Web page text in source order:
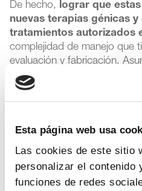
Esta página web usa
Las cookies de este sitio
personalizar el contenido
funciones de redes
De hecho, lograr que
nuevas terapias génicas
tratamientos autorizados
complejidad de manejo que
evaluación y fabricación.
comportan este tipo de
razón de ser y el
farmacéutica.